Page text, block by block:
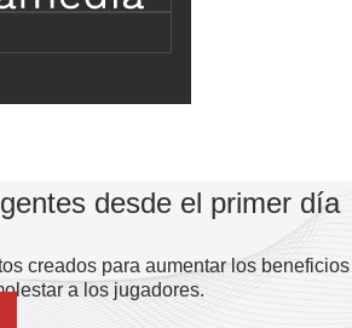
desde el primer día
creados para aumentar los beneficios
a los jugadores.